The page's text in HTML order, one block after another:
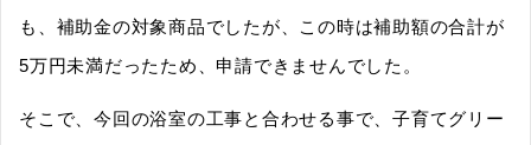
も、補助金の対象商品でしたが、この時は補助額の合計が
5万円未満だったため、申請できませんでした。
そこで、今回の浴室の工事と合わせる事で、子育てグリー